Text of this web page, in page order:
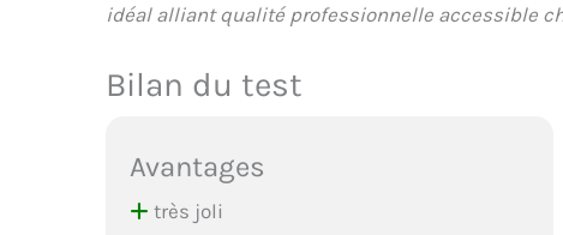
idéal alliant qualité professionnelle accessible
Bilan du test
Avantages
très joli